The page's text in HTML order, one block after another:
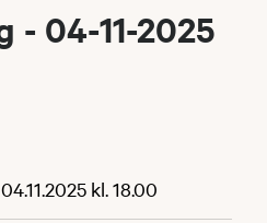
04-11-2025
04.11.2025 kl. 18.00